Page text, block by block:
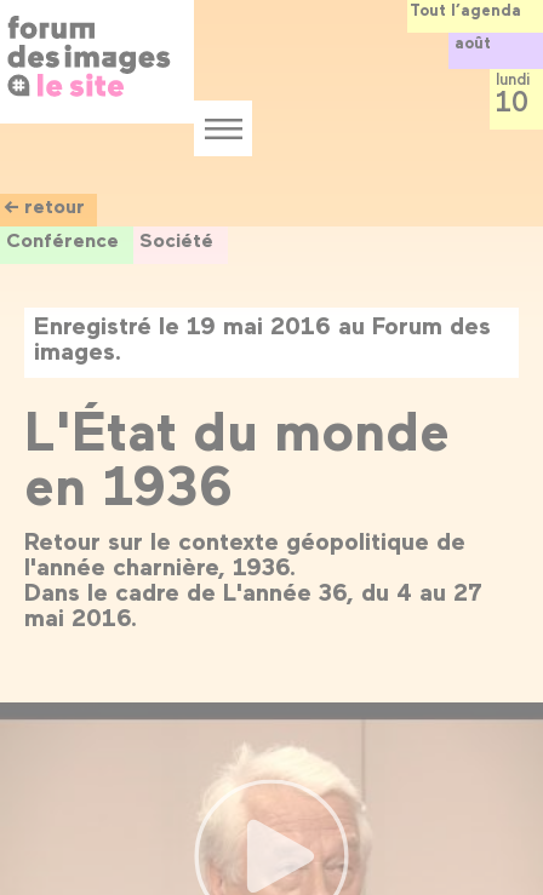
au
contenu
principal
Menu
← retour
Conférence
Société
Enregistré le 19 mai 2016 au Forum des
images.
L'État du monde
en 1936
Retour sur le contexte géopolitique de
l'année charnière, 1936.
Dans le cadre de L'année 36, du 4 au 27
mai 2016.
Tout l’agenda
août
lundi
10